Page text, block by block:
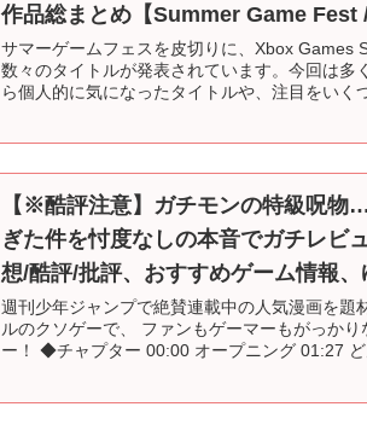
作品総まとめ【Summer Game Fest
サマーゲームフェスを皮切りに、Xbox Games
数々のタイトルが発表されています。今回は
ら個人的に気になったタイトルや、注目をいく
【※酷評注意】ガチモンの特級呪
ぎた件を忖度なしの本音でガチレビ
想/酷評/批評、おすすめゲーム情報、
週刊少年ジャンプで絶賛連載中の人気漫画を
ルのクソゲーで、 ファンもゲーマーもがっか
ー！ ◆チャプター 00:00 オープニング 01:27